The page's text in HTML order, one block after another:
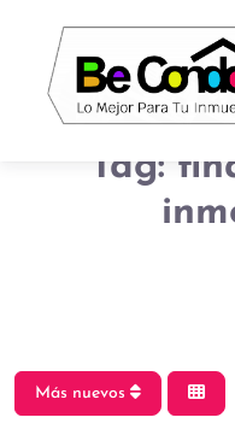
Tag:
Más nuevos